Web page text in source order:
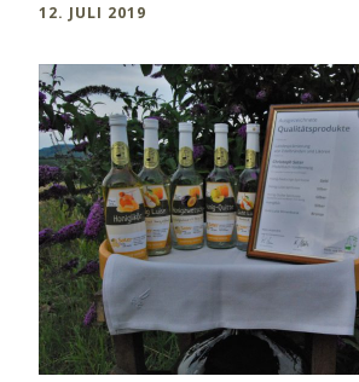
12. JULI 2019